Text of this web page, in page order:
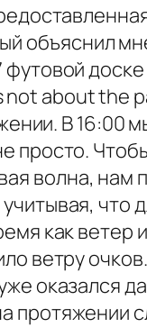
объяснил
доске
about the
В 16:00
просто.
волна, нам
как ветер
ветру
оказался
протяжении